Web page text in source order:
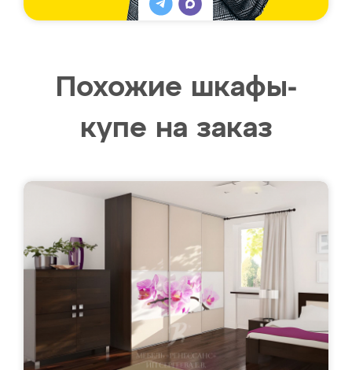
Похожие шкафы-
купе на заказ